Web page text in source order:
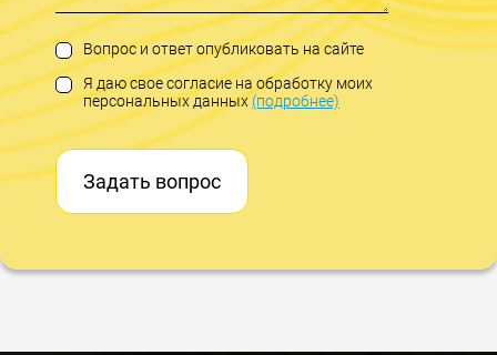
Вопрос и ответ опубликовать на сайте
Я даю свое согласие на обработку моих
персональных данных(подробнее)
Задать вопрос